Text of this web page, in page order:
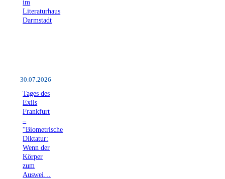
im
Literaturhaus
Darmstadt
30.07.2026
Tages des
Exils
Frankfurt
–
“Biometrische
Diktatur:
Wenn der
Körper
zum
Auswei…